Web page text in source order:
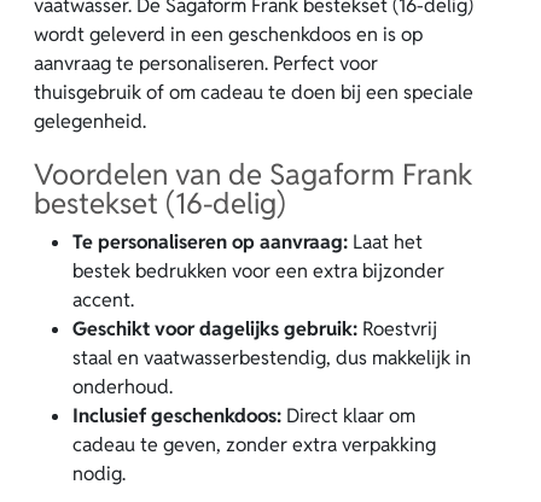
vaatwasser. De Sagaform Frank bestekset (16-delig)
wordt geleverd in een geschenkdoos en is op
aanvraag te personaliseren. Perfect voor
thuisgebruik of om cadeau te doen bij een speciale
gelegenheid.
Voordelen van de Sagaform Frank
bestekset (16-delig)
Te personaliseren op aanvraag: Laat het
bestek bedrukken voor een extra bijzonder
accent.
Geschikt voor dagelijks gebruik: Roestvrij
staal en vaatwasserbestendig, dus makkelijk in
onderhoud.
Inclusief geschenkdoos: Direct klaar om
cadeau te geven, zonder extra verpakking
nodig.